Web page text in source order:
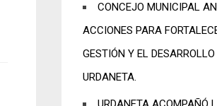
CONCEJO MUNICIPAL
ACCIONES PARA
GESTIÓN Y EL DESARROLLO
URDANETA.